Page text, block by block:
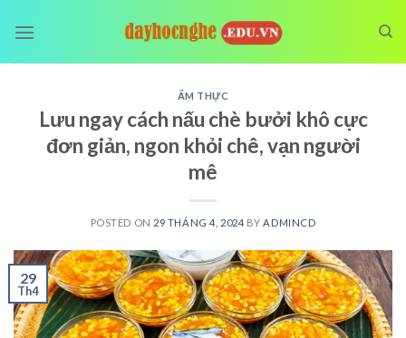
ẨM THỰC
Lưu ngay cách nấu chè bưởi khô cực
đơn giản, ngon khỏi chê, vạn người
mê
POSTED ON 29 THÁNG 4, 2024 BY ADMINCD
29
Th4